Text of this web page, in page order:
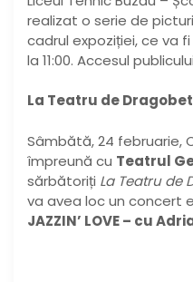
realizat o serie de
cadrul expoziției, ce va
la 11:00. Accesul
La Teatru de
Sâmbătă, 24 februarie,
împreună cu Teatrul
sărbătoriți La Teatru de
va avea loc un concert
JAZZIN’ LOVE – cu